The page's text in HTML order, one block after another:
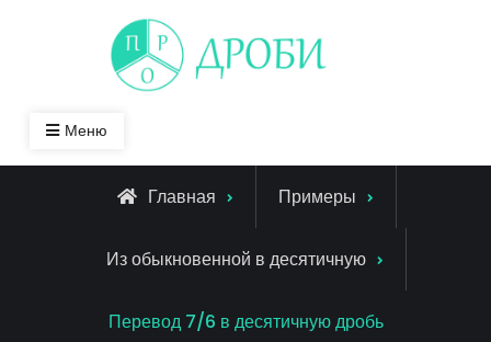
Меню
Главная Примеры
Из обыкновенной в десятичную
Перевод 7/6 в десятичную дробь